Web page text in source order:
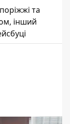
та
інший